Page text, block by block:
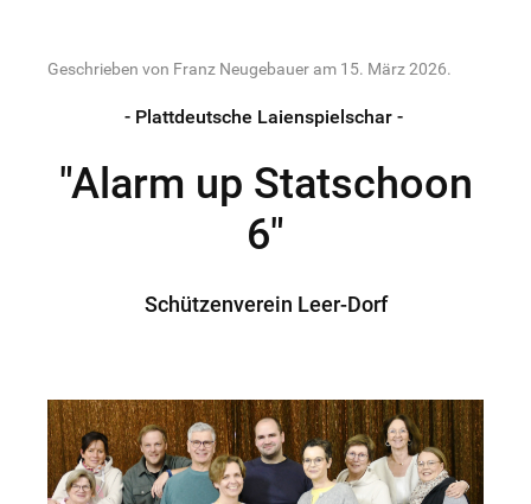
Geschrieben von Franz Neugebauer am 15. März 2026.
- Plattdeutsche Laienspielschar -
"Alarm up Statschoon
6"
Schützenverein Leer-Dorf